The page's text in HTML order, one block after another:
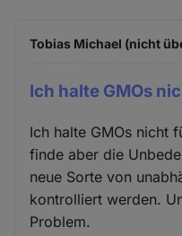
Tobias Michael (nicht
Ich halte GMOs
Ich halte GMOs nicht
finde aber die
neue Sorte von
kontrolliert werden.
Problem.